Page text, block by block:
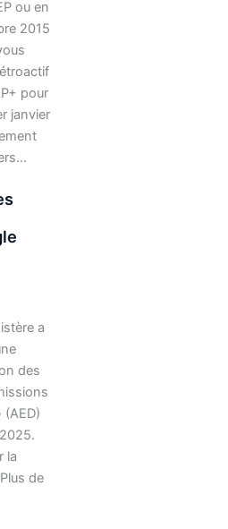
ou en
2015
pour
janvier
a
des
(AED)
la
de